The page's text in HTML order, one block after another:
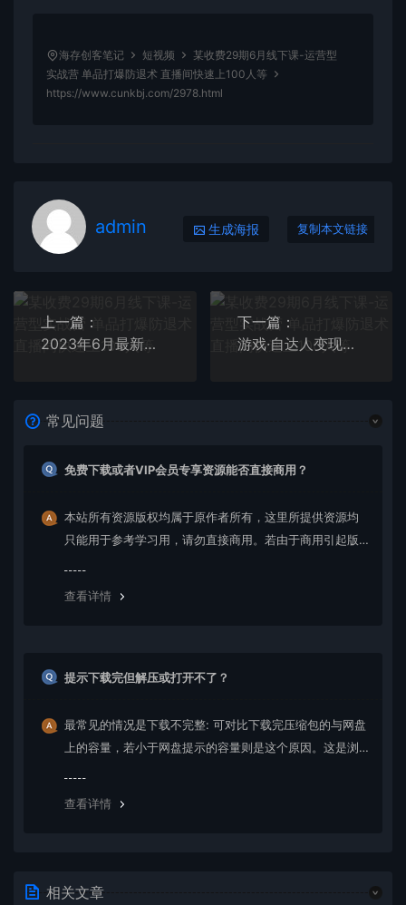
海存创客笔记 短视频
某收费29期6月线下课-运营型
实战营 单品打爆防退术 直播间快速上100人等
https://www.cunkbj.com/2978.html
admin 生成海报 复制本文链接
上一篇：
2023年6月最新电脑版剪映深度去重方法，针对最新查重机制的剪辑去重
下一篇：
游戏·自达人变现计划，当游戏不只是游戏，利用好短视频才是游戏的新时代
常见问题
免费下载或者VIP会员专享资源能否直接商用？
本站所有资源版权均属于原作者所有，这里所提供资源均
只能用于参考学习用，请勿直接商用。若由于商用引起版
查看详情
提示下载完但解压或打开不了？
最常见的情况是下载不完整: 可对比下载完压缩包的与网盘
上的容量，若小于网盘提示的容量则是这个原因。这是浏
查看详情
相关文章